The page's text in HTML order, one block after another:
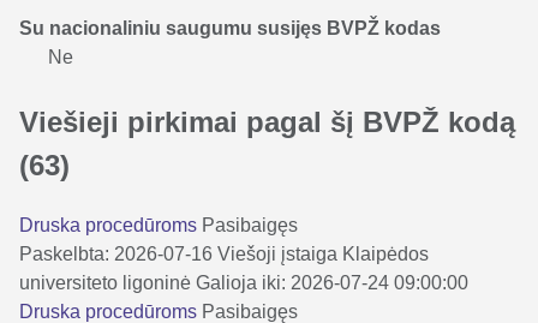
Su nacionaliniu saugumu susijęs BVPŽ kodas
Ne
Viešieji pirkimai pagal šį BVPŽ kodą
(63)
Druska procedūroms Pasibaigęs
Paskelbta: 2026-07-16 Viešoji įstaiga Klaipėdos
universiteto ligoninė Galioja iki: 2026-07-24 09:00:00
Druska procedūroms Pasibaigęs